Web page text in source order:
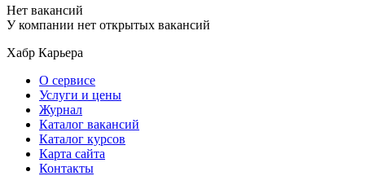
Нет вакансий
У компании нет открытых вакансий
Хабр Карьера
О сервисе
Услуги и цены
Журнал
Каталог вакансий
Каталог курсов
Карта сайта
Контакты